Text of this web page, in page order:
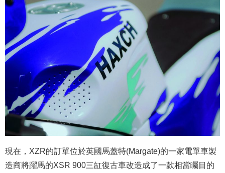
現在，XZR的訂單位於英國馬蓋特(Margate)的一家電單車製
造商將躍馬的XSR 900三缸復古車改造成了一款相當矚目的